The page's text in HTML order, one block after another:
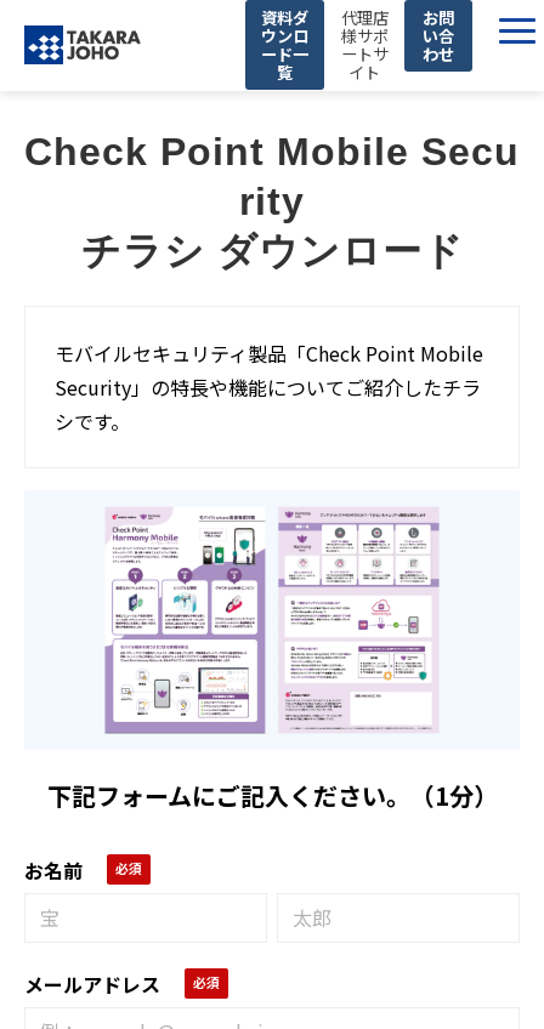
代理店
様サポ
ートサ
イト
資料ダ
ウンロ
ード一
覧
お問
い合
わせ
取り扱いメーカー
解決できる課題
私たちの強み
セミナー
Check Point Mobile Secu
rity
チラシ ダウンロード
モバイルセキュリティ製品「Check Point Mobile
Security」の特長や機能についてご紹介したチラ
シです。
下記フォームにご記入ください。（1分）
お名前
メールアドレス